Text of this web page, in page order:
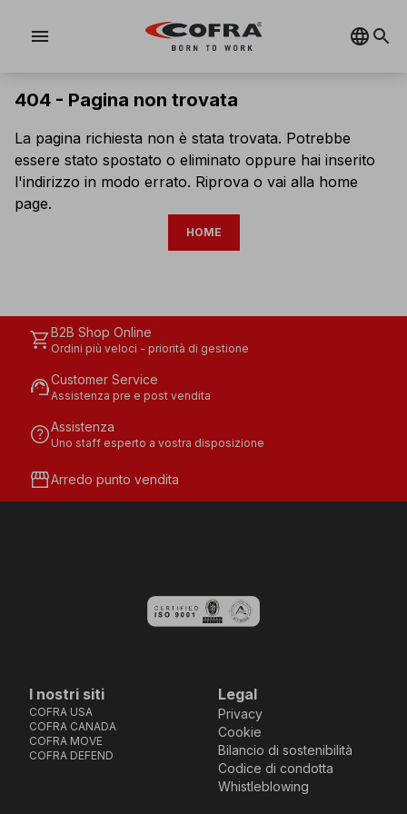
menu
404 - Pagina non trovata
La pagina richiesta non è stata trovata. Potrebbe
essere stato spostato o eliminato oppure hai inserito
l'indirizzo in modo errato. Riprova o vai alla home
page.
HOME
shopping_cartB2B Shop Online
Ordini più veloci - priorità di gestione
support_agentCustomer Service
Assistenza pre e post vendita
helpAssistenza
Uno staff esperto a vostra disposizione
storefrontArredo punto vendita
I nostri siti
COFRA USA
COFRA CANADA
COFRA MOVE
COFRA DEFEND
Legal
Privacy
Cookie
Bilancio di sostenibilità
Codice di condotta
Whistleblowing